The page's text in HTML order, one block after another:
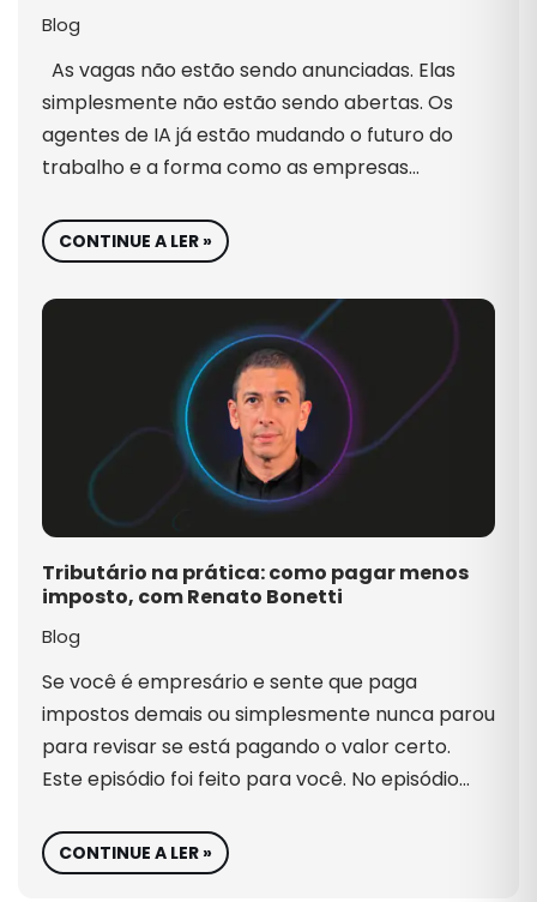
Blog
As vagas não estão sendo anunciadas. Elas
simplesmente não estão sendo abertas. Os
agentes de IA já estão mudando o futuro do
trabalho e a forma como as empresas…
CONTINUE A LER »
Tributário na prática: como pagar menos
imposto, com Renato Bonetti
Blog
Se você é empresário e sente que paga
impostos demais ou simplesmente nunca parou
para revisar se está pagando o valor certo.
Este episódio foi feito para você. No episódio…
CONTINUE A LER »